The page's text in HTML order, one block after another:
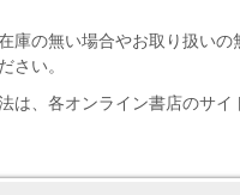
庫の無い場合やお取り扱いの
さい。
は、各オンライン書店のサイ